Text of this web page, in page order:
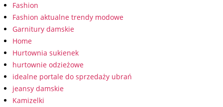
Fashion
Fashion aktualne trendy modowe
Garnitury damskie
Home
Hurtownia sukienek
hurtownie odzieżowe
idealne portale do sprzedaży ubrań
jeansy damskie
Kamizelki